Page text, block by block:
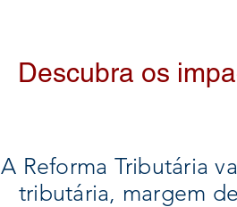
Descubra os
A Reforma Tributária
tributária, margem